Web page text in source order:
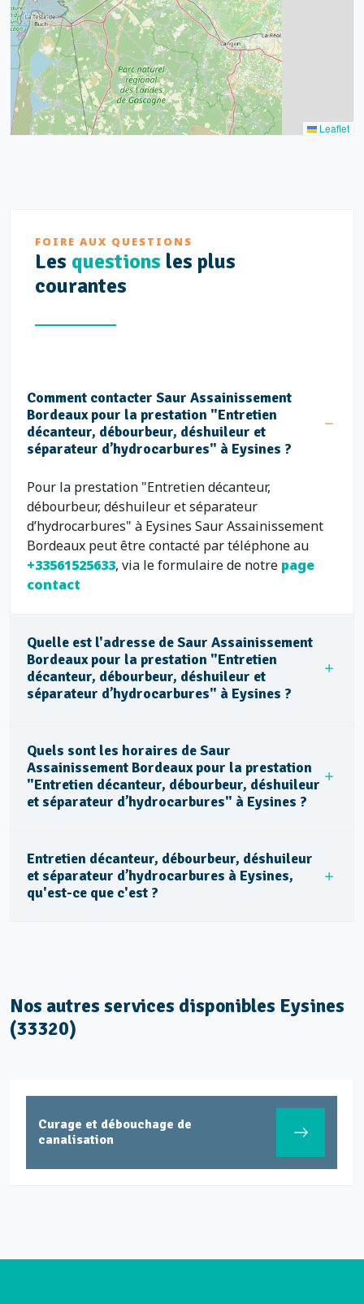
3
2
Leaflet
FOIRE AUX QUESTIONS
Les questions les plus
courantes
Comment contacter Saur Assainissement
Bordeaux pour la prestation "Entretien
décanteur, débourbeur, déshuileur et
séparateur d’hydrocarbures" à Eysines ?
Pour la prestation "Entretien décanteur,
débourbeur, déshuileur et séparateur
d’hydrocarbures" à Eysines Saur Assainissement
Bordeaux peut être contacté par téléphone au
+33561525633, via le formulaire de notre page
contact
Quelle est l'adresse de Saur Assainissement
Bordeaux pour la prestation "Entretien
décanteur, débourbeur, déshuileur et
séparateur d’hydrocarbures" à Eysines ?
Quels sont les horaires de Saur
Assainissement Bordeaux pour la prestation
"Entretien décanteur, débourbeur, déshuileur
et séparateur d’hydrocarbures" à Eysines ?
Entretien décanteur, débourbeur, déshuileur
et séparateur d’hydrocarbures à Eysines,
qu'est-ce que c'est ?
Nos autres services disponibles Eysines
(33320)
Inspection canalisation par